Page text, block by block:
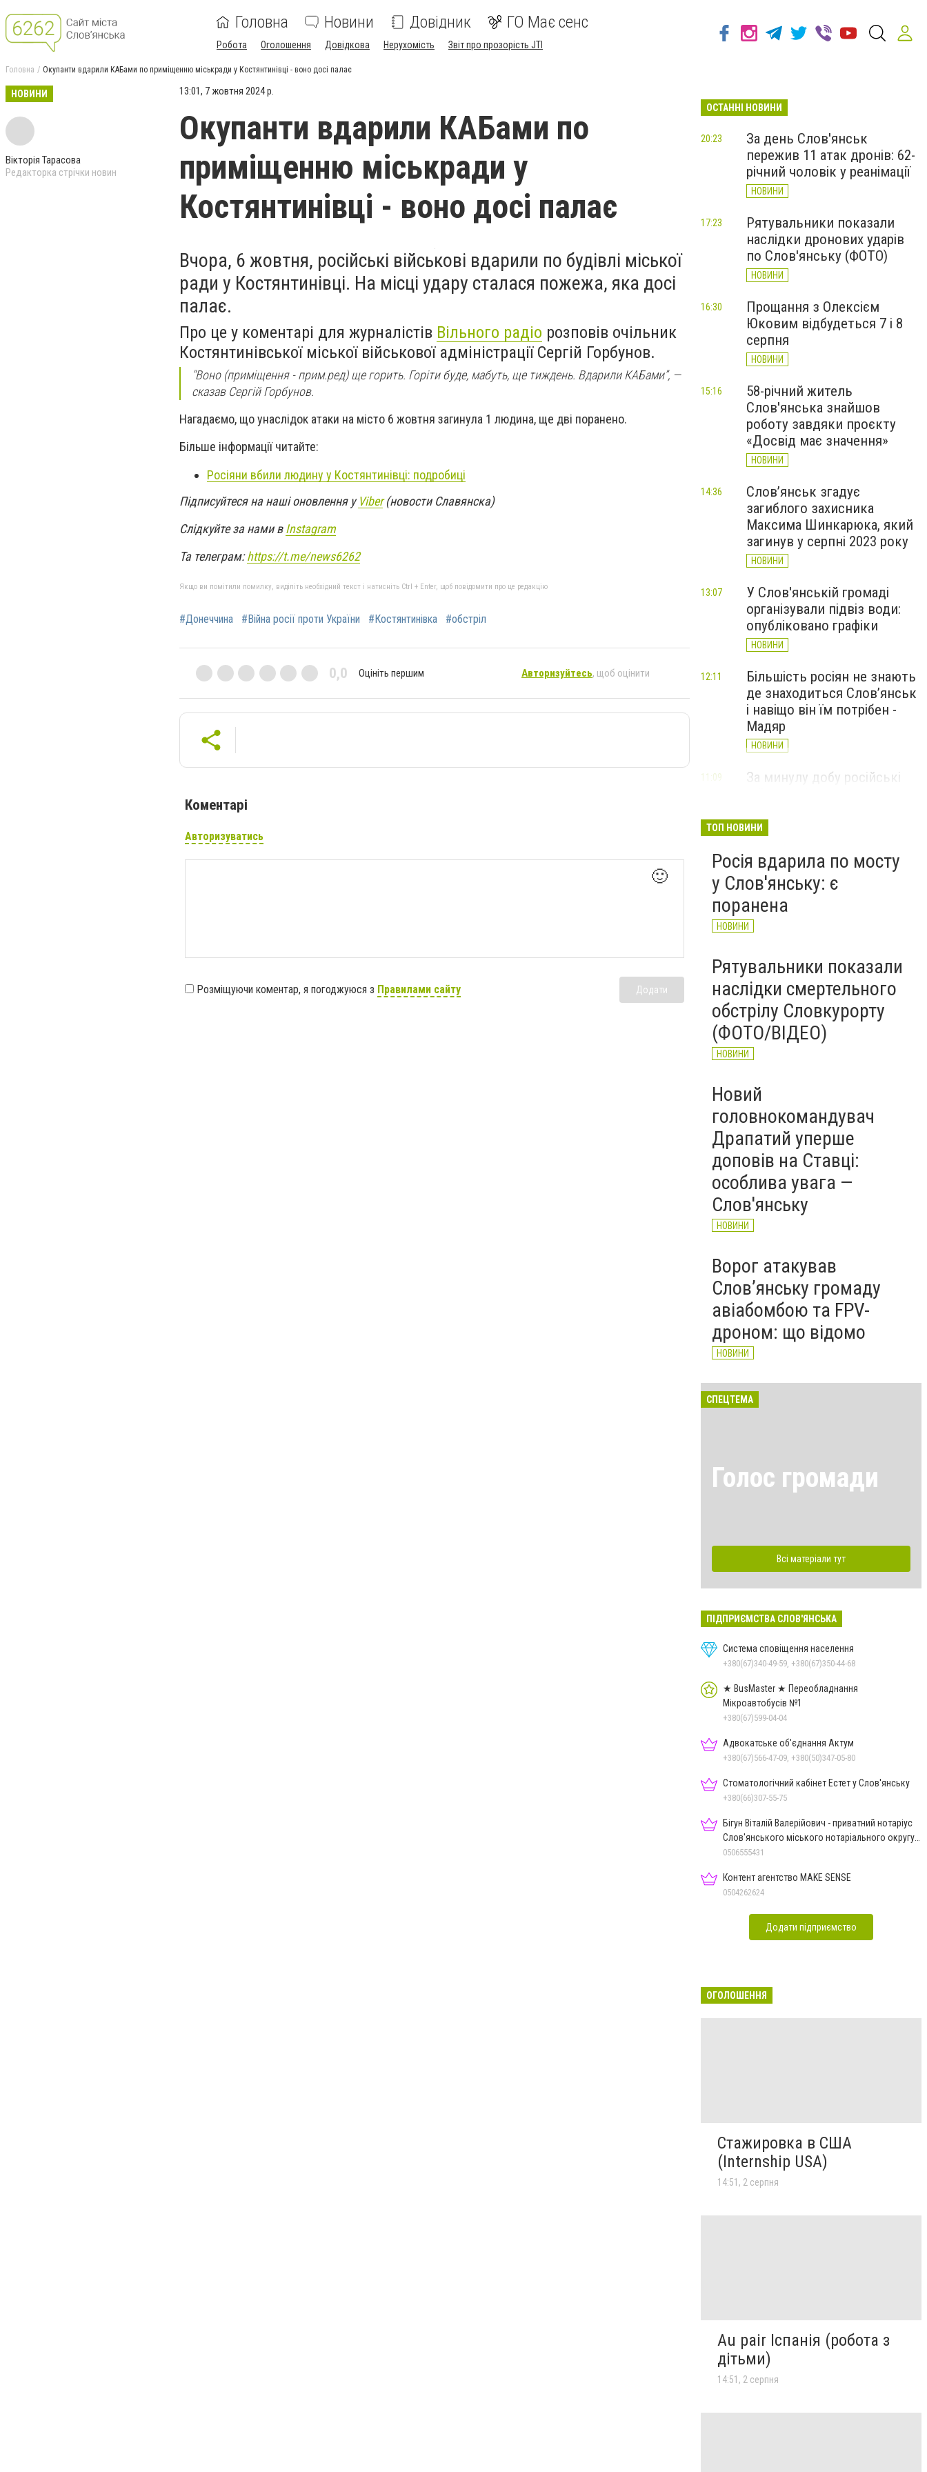
Головна Новини Довідник ГО Має сенс
Робота Оголошення Довідкова Нерухомість Звіт про прозорість JTI
Головна Окупанти вдарили КАБами по приміщенню міськради у Костянтинівці - воно досі палає
НОВИНИ
Вікторія Тарасова
Редакторка стрічки новин
13:01, 7 жовтня 2024 р.
Окупанти вдарили КАБами по
приміщенню міськради у
Костянтинівці - воно досі палає
Вчора, 6 жовтня, російські військові вдарили по будівлі міської
ради у Костянтинівці. На місці удару сталася пожежа, яка досі
палає.
Про це у коментарі для журналістів Вільного радіо розповів очільник
Костянтинівської міської військової адміністрації Сергій Горбунов.
"Воно (приміщення - прим.ред) ще горить. Горіти буде, мабуть, ще тиждень. Вдарили КАБами”, —
сказав Сергій Горбунов.
Нагадаємо, що унаслідок атаки на місто 6 жовтня загинула 1 людина, ще дві поранено.
Більше інформації читайте:
Росіяни вбили людину у Костянтинівці: подробиці
Підписуйтеся на наші оновлення уViber(новости Славянска)
Слідкуйте за нами вInstagram
Та телеграм:https://t.me/news6262
Якщо ви помітили помилку, виділіть необхідний текст і натисніть Ctrl + Enter, щоб повідомити про це редакцію
#Донеччина #Війна росії проти України #Костянтинівка #обстріл
0,0 Оцініть першим Авторизуйтесь, щоб оцінити
Коментарі
Авторизуватись
🙂
Розміщуючи коментар, я погоджуюся з Правилами сайту Додати
ОСТАННІ НОВИНИ
За день Слов'янськ
пережив 11 атак дронів: 62-
річний чоловік у реанімації
НОВИНИ
20:23
Рятувальники показали
наслідки дронових ударів
по Слов'янську (ФОТО)
НОВИНИ
17:23
Прощання з Олексієм
Юковим відбудеться 7 і 8
серпня
НОВИНИ
16:30
58-річний житель
Слов'янська знайшов
роботу завдяки проєкту
«Досвід має значення»
НОВИНИ
15:16
Слов’янськ згадує
загиблого захисника
Максима Шинкарюка, який
загинув у серпні 2023 року
НОВИНИ
14:36
У Слов'янській громаді
організували підвіз води:
опубліковано графіки
НОВИНИ
13:07
Більшість росіян не знають
де знаходиться Слов’янськ
і навіщо він їм потрібен -
Мадяр
НОВИНИ
12:11
За минулу добу російські
великої війни: 6 серпня
11:09
ТОП НОВИНИ
Росія вдарила по мосту
у Слов'янську: є
поранена
НОВИНИ
Рятувальники показали
наслідки смертельного
обстрілу Словкурорту
(ФОТО/ВІДЕО)
НОВИНИ
Новий
головнокомандувач
Драпатий уперше
доповів на Ставці:
особлива увага —
Слов'янську
НОВИНИ
Ворог атакував
Слов’янську громаду
авіабомбою та FPV-
дроном: що відомо
НОВИНИ
СПЕЦТЕМА
Голос громади
Всі матеріали тут
ПІДПРИЄМСТВА СЛОВ'ЯНСЬКА
Система сповіщення населення
+380(67)340-49-59, +380(67)350-44-68
★ BusMaster ★ Переобладнання
Мікроавтобусів №1
+380(67)599-04-04
Адвокатське об'єднання Актум
+380(67)566-47-09, +380(50)347-05-80
Стоматологічний кабінет Естет у Слов'янську
+380(66)307-55-75
Бігун Віталій Валерійович - приватний нотаріус
Слов'янського міського нотаріального округу
Дон.обл.
0506555431
Контент агентство MAKE SENSE
0504262624
Додати підприємство
ОГОЛОШЕННЯ
Стажировка в США
(Internship USA)
14:51, 2 серпня
Au pair Іспанія (робота з
дітьми)
14:51, 2 серпня